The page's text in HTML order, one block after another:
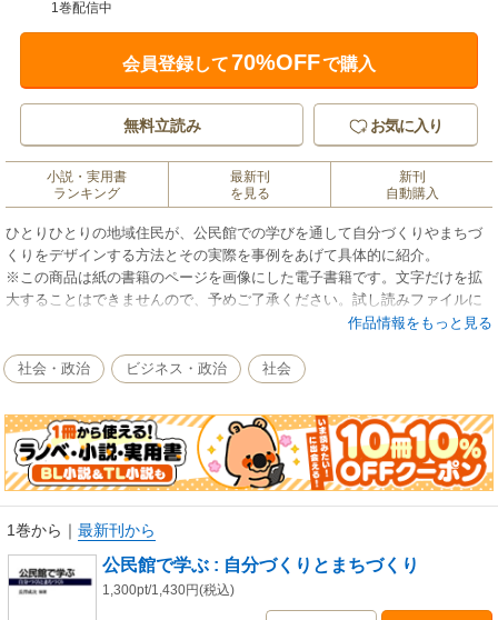
1巻配信中
会員登録して70%OFFで購入
無料立読み お気に入り
小説・実用書
ランキング
最新刊
を見る
新刊
自動購入
ひとりひとりの地域住民が、公民館での学びを通して自分づくりやまちづ
くりをデザインする方法とその実際を事例をあげて具体的に紹介。
※この商品は紙の書籍のページを画像にした電子書籍です。文字だけを拡
大することはできませんので、予めご了承ください。試し読みファイルに
より、ご購入前にお手持ちの端末での表示をご確認ください。作品情報をもっと見る
社会・政治 ビジネス・政治 社会
1巻から ｜ 最新刊から
公民館で学ぶ : 自分づくりとまちづくり
1,300pt/1,430円(税込)